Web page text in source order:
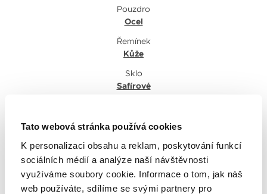
Tato webová stránka používá cookies
K personalizaci obsahu a reklam, poskytování funkcí
sociálních médií a analýze naší návštěvnosti
využíváme soubory cookie. Informace o tom, jak náš
web používáte, sdílíme se svými partnery pro
Pouzdro
Ocel
Řemínek
Kůže
Sklo
Safírové
Pohlaví
Dámské
Tvar pouzdra
Kulaté